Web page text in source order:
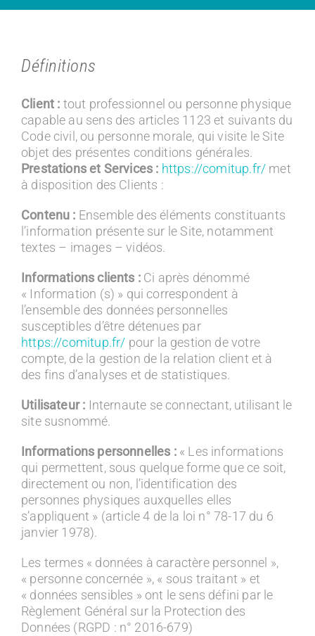
Définitions
Client : tout professionnel ou personne physique
capable au sens des articles 1123 et suivants du
Code civil, ou personne morale, qui visite le Site
objet des présentes conditions générales.
Prestations et Services : https://comitup.fr/ met
à disposition des Clients :
Contenu : Ensemble des éléments constituants
l’information présente sur le Site, notamment
textes – images – vidéos.
Informations clients :Ci après dénommé
« Information (s) » qui correspondent à
l’ensemble des données personnelles
susceptibles d’être détenues par
https://comitup.fr/ pour la gestion de votre
compte, de la gestion de la relation client et à
des fins d’analyses et de statistiques.
Utilisateur : Internaute se connectant, utilisant le
site susnommé.
Informations personnelles :« Les informations
qui permettent, sous quelque forme que ce soit,
directement ou non, l’identification des
personnes physiques auxquelles elles
s’appliquent » (article 4 de la loi n° 78-17 du 6
janvier 1978).
Les termes « données à caractère personnel »,
« personne concernée », « sous traitant » et
« données sensibles » ont le sens défini par le
Règlement Général sur la Protection des
Données (RGPD : n° 2016-679)